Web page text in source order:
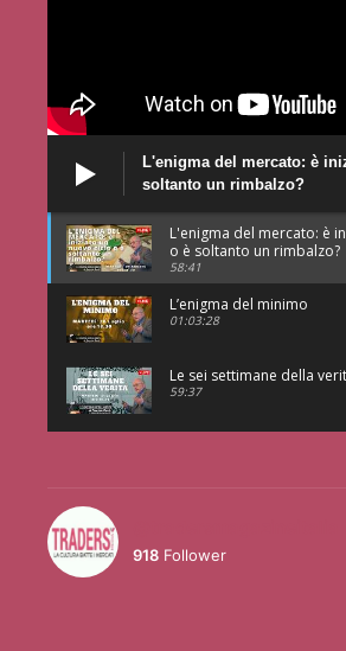
L'enigma del mercato: è
soltanto un rimbalzo?
L'enigma del mercato: è
o è soltanto un rimbalzo?
58:41
L’enigma del minimo
01:03:28
Le sei settimane della
59:37
918 Follower